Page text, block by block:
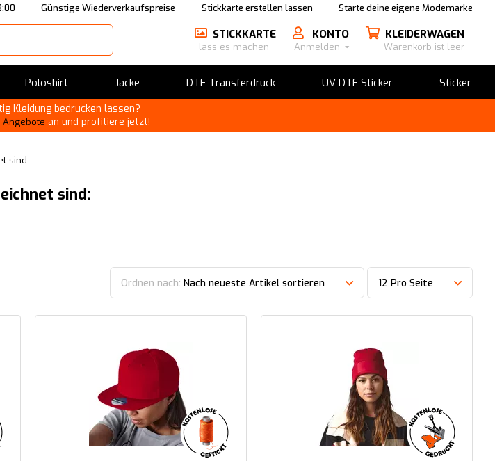
Günstige Wiederverkaufspreise Stickkarte erstellen lassen Starte deine eigene Modemarke
STICKKARTE
lass es machen
KONTO
Anmelden
KLEIDERWAGEN
Warenkorb ist leer
Poloshirt Jacke ​DTF Transferdruck UV DTF Sticker Sticker
Kleidung bedrucken lassen?
Angebote an und profitiere jetzt!
sind:
sind:
Ordnen nach: Nach neueste Artikel sortieren 12 Pro Seite